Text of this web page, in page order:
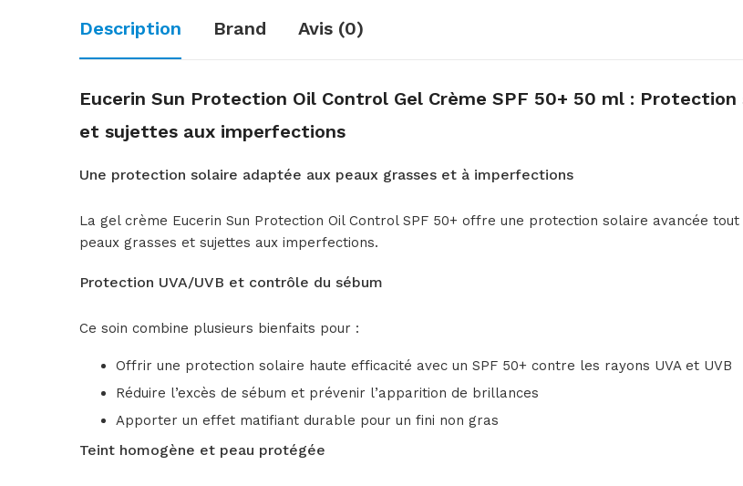
Description Brand Avis (0)
Eucerin Sun Protection Oil Control Gel Crème SPF 50+ 50 ml :
et sujettes aux imperfections
Une protection solaire adaptée aux peaux grasses et à imperfections
La gel crème Eucerin Sun Protection Oil Control SPF 50+ offre une protection solaire avancée
peaux grasses et sujettes aux imperfections.
Protection UVA/UVB et contrôle du sébum
Ce soin combine plusieurs bienfaits pour :
Offrir une protection solaire haute efficacité avec un SPF 50+ contre les rayons UVA et UVB
Réduire l’excès de sébum et prévenir l’apparition de brillances
Apporter un effet matifiant durable pour un fini non gras
Teint homogène et peau protégée